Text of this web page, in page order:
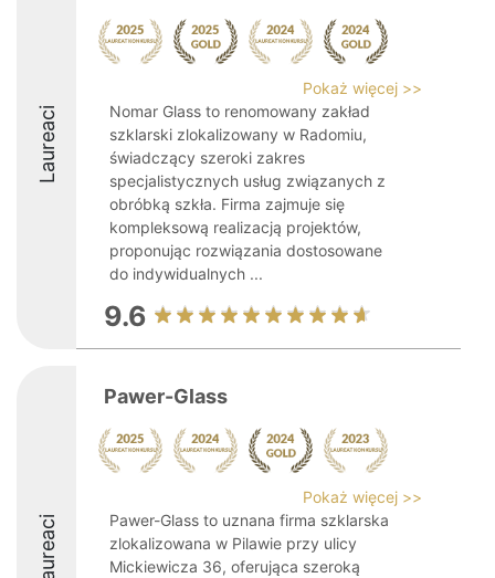
Laureaci
Pokaż więcej >>
Nomar Glass to renomowany zakład
szklarski zlokalizowany w Radomiu,
świadczący szeroki zakres
specjalistycznych usług związanych z
obróbką szkła. Firma zajmuje się
kompleksową realizacją projektów,
proponując rozwiązania dostosowane
do indywidualnych ...
9.6
Laureaci
Pawer-Glass
Pokaż więcej >>
Pawer-Glass to uznana firma szklarska
zlokalizowana w Pilawie przy ulicy
Mickiewicza 36, oferująca szeroką